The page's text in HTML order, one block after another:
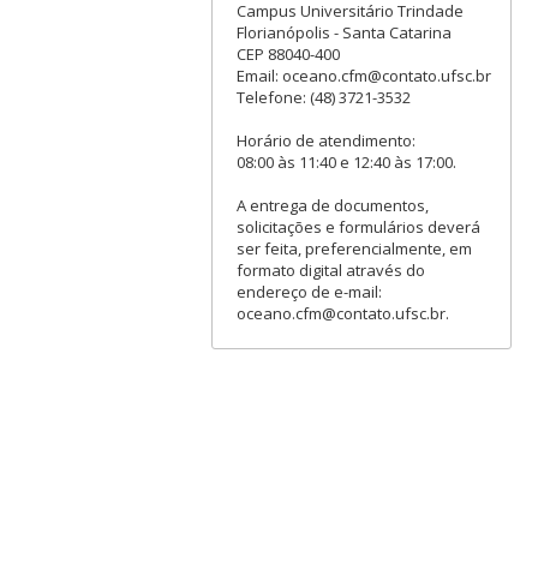
Campus Universitário Trindade
Florianópolis - Santa Catarina
CEP 88040-400
Email: oceano.cfm@contato.ufsc.br
Telefone: (48) 3721-3532
Horário de atendimento:
08:00 às 11:40 e 12:40 às 17:00.
A entrega de documentos,
solicitações e formulários deverá
ser feita, preferencialmente, em
formato digital através do
endereço de e-mail:
oceano.cfm@contato.ufsc.br.